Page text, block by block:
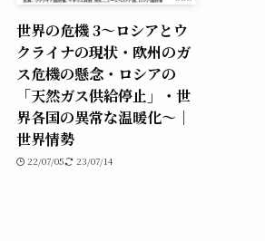
世界の危機 3〜ロシアとウ
クライナの現状・欧州のガ
ス危機の懸念・ロシアの
「天然ガス供給停止」・世
界各国の異常な温暖化〜｜
世界情勢
22/07/05 23/07/14